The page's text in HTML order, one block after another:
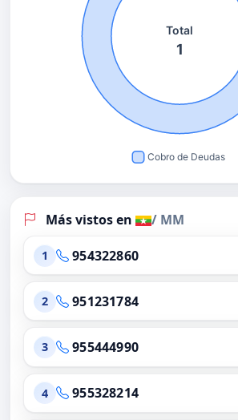
Más vistos en / MM
1 954322860
2 951231784
3 955444990
4 955328214